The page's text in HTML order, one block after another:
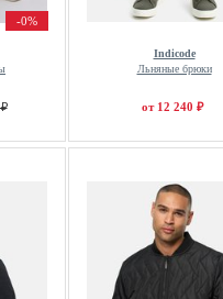
-0%
Indicode
Льняные брюки
от 12 240 ₽